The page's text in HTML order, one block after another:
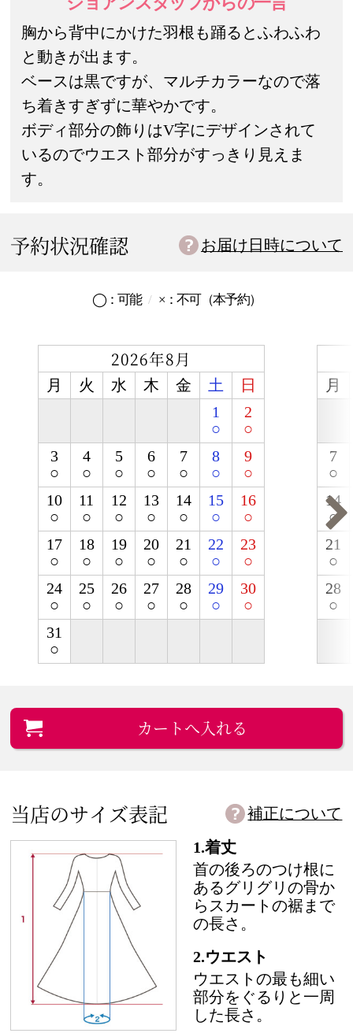
胸から背中にかけた羽根も踊るとふわふわ
と動きが出ます。
ベースは黒ですが、マルチカラーなので落
ち着きすぎずに華やかです。
ボディ部分の飾りはV字にデザインされて
いるのでウエスト部分がすっきり見えま
す。
予約状況確認 お届け日時について
◯：可能 ×：不可（本予約）
2026年8月
月 火 水 木 金 土
日
1
○
2
○
3
○
4
○
5
○
6
○
7
○
8
○
9
○
10
○
11
○
12
○
13
○
14
○
15
○
16
○
17
○
18
○
19
○
20
○
21
○
22
○
23
○
24
○
25
○
26
○
27
○
28
○
29
○
30
○
31
○
月
7
○
14
○
21
○
28
○
カートへ入れる
当店のサイズ表記 補正について
1.着丈
首の後ろのつけ根に
あるグリグリの骨か
らスカートの裾まで
の長さ。
2.ウエスト
ウエストの最も細い
部分をぐるりと一周
した長さ。